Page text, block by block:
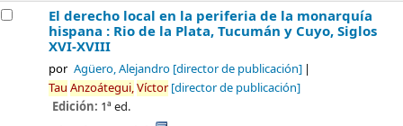
El derecho local en la periferia de la monarquía
hispana : Rio de la Plata, Tucumán y Cuyo, Siglos
XVI-XVIII
por Agüero, Alejandro[director de publicación]
Tau Anzoátegui,Víctor[director de publicación]
Edición: 1ª ed.